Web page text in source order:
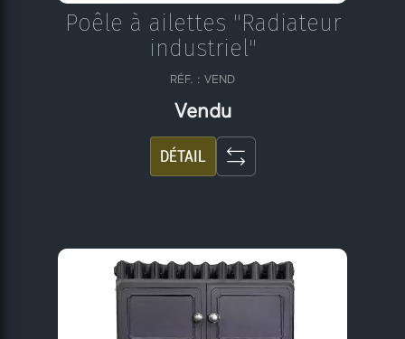
Poêle à ailettes "Radiateur
industriel"
RÉF. : VEND
Vendu
DÉTAIL